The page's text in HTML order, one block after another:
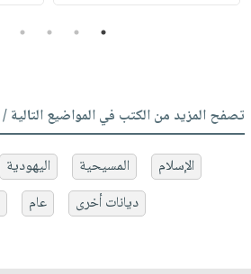
1
2
3
4
تصفح المزيد من الكتب في المواضيع التالية /
الإسلام المسيحية اليهودية
ديانات أخرى
عام